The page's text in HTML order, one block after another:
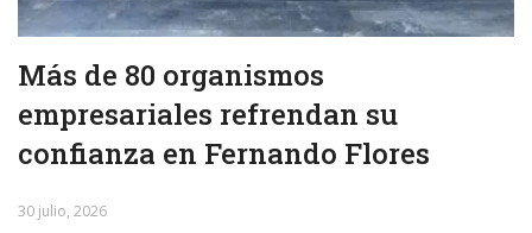
Más de 80 organismos
empresariales refrendan su
confianza en Fernando Flores
30 julio, 2026